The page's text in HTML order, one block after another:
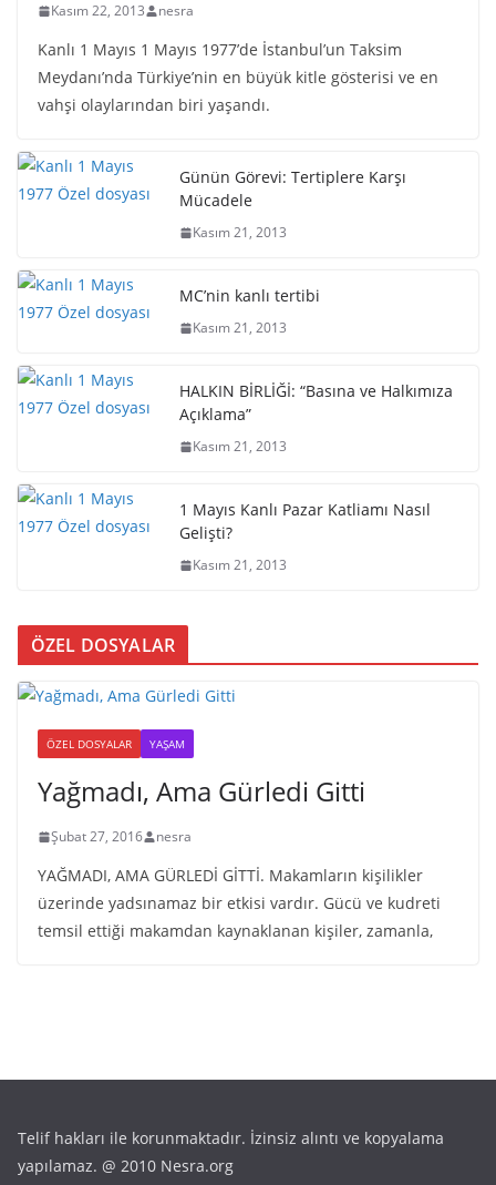
Kasım 22, 2013 nesra
Kanlı 1 Mayıs 1 Mayıs 1977’de İstanbul’un Taksim
Meydanı’nda Türkiye’nin en büyük kitle gösterisi ve en
vahşi olaylarından biri yaşandı.
Günün Görevi: Tertiplere Karşı
Mücadele
Kasım 21, 2013
MC’nin kanlı tertibi
Kasım 21, 2013
HALKIN BİRLİĞİ: “Basına ve Halkımıza
Açıklama”
Kasım 21, 2013
1 Mayıs Kanlı Pazar Katliamı Nasıl
Gelişti?
Kasım 21, 2013
ÖZEL DOSYALAR
ÖZEL DOSYALAR YAŞAM
Yağmadı, Ama Gürledi Gitti
Şubat 27, 2016 nesra
YAĞMADI, AMA GÜRLEDİ GİTTİ. Makamların kişilikler
üzerinde yadsınamaz bir etkisi vardır. Gücü ve kudreti
temsil ettiği makamdan kaynaklanan kişiler, zamanla,
Telif hakları ile korunmaktadır. İzinsiz alıntı ve kopyalama
yapılamaz. @ 2010 Nesra.org